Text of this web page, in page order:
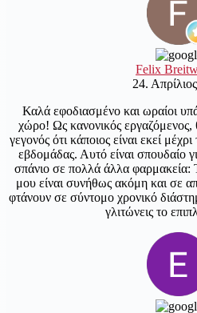
Felix
24.
Καλά εφοδιασμένο και ωραίοι
χώρο! Ως κανονικός
γεγονός ότι κάποιος είναι εκεί
εβδομάδας. Αυτό είναι σπουδαίο
σπάνιο σε πολλά άλλα φαρμακεία:
μου είναι συνήθως ακόμη και σε
φτάνουν σε σύντομο χρονικό
γλιτώνεις το